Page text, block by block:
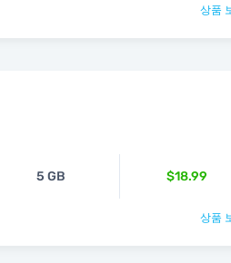
상품
5 GB $18.99
상품